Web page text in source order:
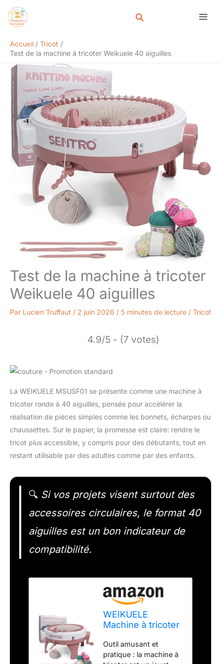
Accueil
Tricot
Test de la machine à tricoter Weikuele 40 aiguilles
Test de la machine à tricoter
Weikuele 40 aiguilles
Par Lucien Truffaut / 2 juin 2026 / 5 minutes de lecture / Tricot
4.9/5 - (7 votes)
La WEIKUELE MSUSF01 se présente comme une machine à
tricoter ronde à 40 aiguilles, pensée pour accélérer la
réalisation de pièces simples comme les bonnets, écharpes ou
chaussettes. Sur le papier, la promesse est claire: rendre le
tricot plus accessible, y compris pour des débutants, tout en
restant utilisable par des adultes comme par des enfants.
🔍 Si vos projets visent surtout des
accessoires circulaires, le format 40
aiguilles est un bon indicateur de
compatibilité.
WEIKUELE
Machine à tricoter
tissage intelligent
rond, machine à
Outil amusant et
pratique : la machine à
Rechercher